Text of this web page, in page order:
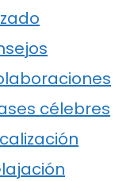
célebres